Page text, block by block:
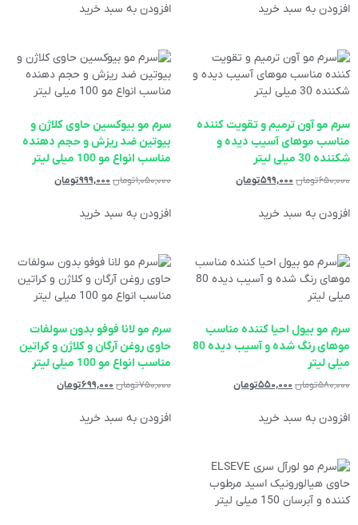
افزودن به سبد خرید افزودن به سبد خرید
سرم مو آون ترمیم و تقویت کننده
مناسب موهای آسیب دیده و
شکننده 30 میلی لیتر
۶۵۰,۰۰۰تومان ۵۹۹,۰۰۰تومان
افزودن به سبد خرید
سرم مو بیوکسین حاوی کلاژن و
بیوتین ضد ریزش و حجم دهنده
مناسب انواع مو 100 میلی لیتر
۱,۰۵۰,۰۰۰تومان ۹۹۹,۰۰۰تومان
افزودن به سبد خرید
سرم مو بیول احیا کننده مناسب
موهای رنگ شده و آسیب دیده 80
میلی لیتر
۵۸۰,۰۰۰تومان ۵۵۰,۰۰۰تومان
افزودن به سبد خرید
سرم مو لانا فوفو بدون سولفات
حاوی روغن آرگان و کلاژن و کراتین
مناسب انواع مو 100 میلی لیتر
۷۵۰,۰۰۰تومان ۶۹۹,۰۰۰تومان
افزودن به سبد خرید